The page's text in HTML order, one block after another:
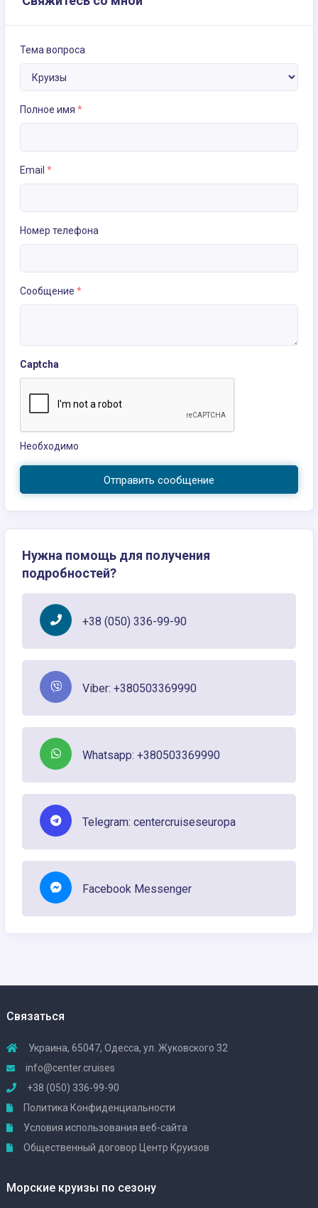
Тема вопроса
Полное имя *
Email *
Номер телефона
Сообщение *
Captcha
Необходимо
Отправить сообщение
Нужна помощь для получения
подробностей?
+38 (050) 336-99-90
Viber: +380503369990
Whatsapp: +380503369990
Telegram: centercruiseseuropa
Facebook Messenger
Связаться
Украина, 65047, Одесса, ул. Жуковского 32
info@center.cruises
+38 (050) 336-99-90
Политика Конфиденциальности
Условия использования веб-сайта
Общественный договор Центр Круизов
Морские круизы по сезону